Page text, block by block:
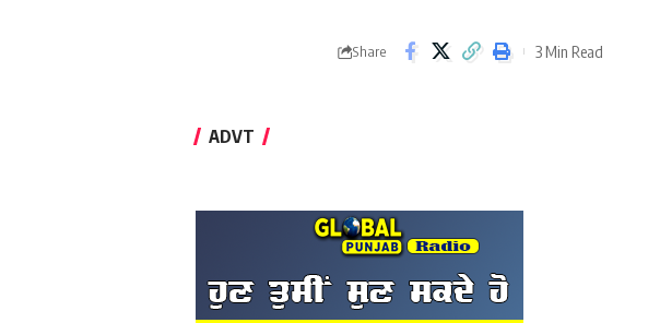
Share 3 Min Read
ADVT